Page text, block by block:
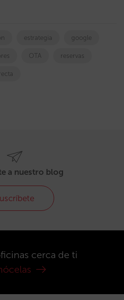
estrategia google
OTA reservas
a nuestro blog
cerca de ti